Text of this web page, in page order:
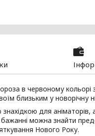
в червоному кольорі
близьким у новорічну
для аніматорів,
можна знайти
Нового Року.